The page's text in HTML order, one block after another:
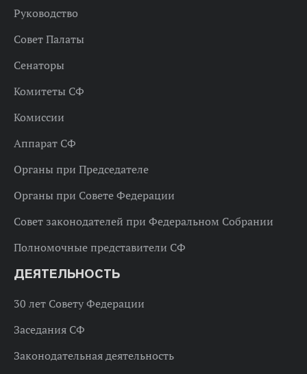
Руководство
Совет Палаты
Сенаторы
Комитеты СФ
Комиссии
Аппарат СФ
Органы при Председателе
Органы при Совете Федерации
Совет законодателей при Федеральном Собрании
Полномочные представители СФ
ДЕЯТЕЛЬНОСТЬ
30 лет Совету Федерации
Заседания СФ
Законодательная деятельность